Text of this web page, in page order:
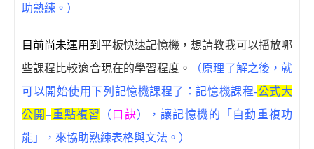
助熟練。）
目前尚未運用到 平板快速記憶機，想請教我可以播放哪
些課程比較適合現在的學習程度。
（原理了解之後，就
可以開始使用下列記憶機課程了：記憶機課程-公式大
公開–重點複習 （ 口訣），讓記憶機的「自動重複功
能」，來協助熟練表格與文法。）